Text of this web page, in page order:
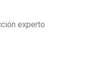
experto